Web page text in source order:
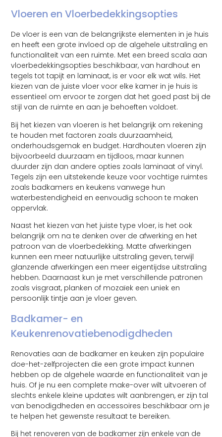
Vloeren en Vloerbedekkingsopties
De vloer is een van de belangrijkste elementen in je huis
en heeft een grote invloed op de algehele uitstraling en
functionaliteit van een ruimte. Met een breed scala aan
vloerbedekkingsopties beschikbaar, van hardhout en
tegels tot tapijt en laminaat, is er voor elk wat wils. Het
kiezen van de juiste vloer voor elke kamer in je huis is
essentieel om ervoor te zorgen dat het goed past bij de
stijl van de ruimte en aan je behoeften voldoet.
Bij het kiezen van vloeren is het belangrijk om rekening
te houden met factoren zoals duurzaamheid,
onderhoudsgemak en budget. Hardhouten vloeren zijn
bijvoorbeeld duurzaam en tijdloos, maar kunnen
duurder zijn dan andere opties zoals laminaat of vinyl.
Tegels zijn een uitstekende keuze voor vochtige ruimtes
zoals badkamers en keukens vanwege hun
waterbestendigheid en eenvoudig schoon te maken
oppervlak.
Naast het kiezen van het juiste type vloer, is het ook
belangrijk om na te denken over de afwerking en het
patroon van de vloerbedekking. Matte afwerkingen
kunnen een meer natuurlijke uitstraling geven, terwijl
glanzende afwerkingen een meer eigentijdse uitstraling
hebben. Daarnaast kun je met verschillende patronen
zoals visgraat, planken of mozaïek een uniek en
persoonlijk tintje aan je vloer geven.
Badkamer- en
Keukenrenovatiebenodigdheden
Renovaties aan de badkamer en keuken zijn populaire
doe-het-zelfprojecten die een grote impact kunnen
hebben op de algehele waarde en functionaliteit van je
huis. Of je nu een complete make-over wilt uitvoeren of
slechts enkele kleine updates wilt aanbrengen, er zijn tal
van benodigdheden en accessoires beschikbaar om je
te helpen het gewenste resultaat te bereiken.
Bij het renoveren van de badkamer zijn enkele van de